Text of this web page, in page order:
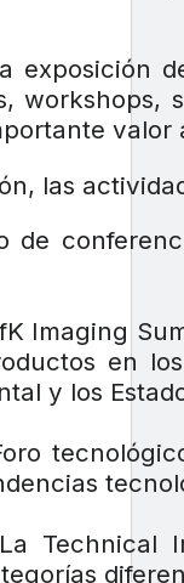
exposición
workshops,
valor
las
de
Imaging
en
y los
Technical